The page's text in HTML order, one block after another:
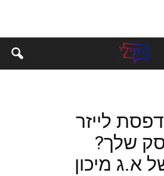
לייזר
שלך?
א.ג מיכון